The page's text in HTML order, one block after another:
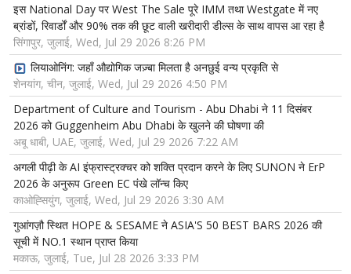
इस National Day पर West The Sale पूरे IMM तथा Westgate में नए
ब्रांडों, रिवार्डों और 90% तक की छूट वाली खरीदारी डील्स के साथ वापस आ रहा है
सिंगापुर, जुलाई, Wed, Jul 29 2026 8:26 PM
लियाओनिंग: जहाँ औद्योगिक जज़्बा मिलता है अनछुई वन्य प्रकृति से
शेनयांग, चीन, जुलाई, Wed, Jul 29 2026 4:50 PM
Department of Culture and Tourism - Abu Dhabi ने 11 दिसंबर
2026 को Guggenheim Abu Dhabi के खुलने की घोषणा की
अबू धाबी, UAE, जुलाई, Wed, Jul 29 2026 7:22 AM
अगली पीढ़ी के AI इंफ्रास्ट्रक्चर को शक्ति प्रदान करने के लिए SUNON ने ErP
2026 के अनुरूप Green EC पंखे लॉन्च किए
काओह्सियुंग, जुलाई, Wed, Jul 29 2026 3:30 AM
गुआंगज़ौ स्थित HOPE & SESAME ने ASIA'S 50 BEST BARS 2026 की
सूची में NO.1 स्थान प्राप्त किया
मकाऊ, जुलाई, Tue, Jul 28 2026 3:33 PM